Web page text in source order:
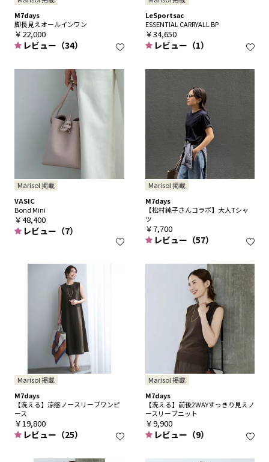
M7days
脚長見えオールインワン
￥22,000
レビュー（34）
LeSportsac
ESSENTIAL CARRYALL BP
￥34,650
レビュー（1）
Marisol 掲載
VASIC
Bond Mini
￥48,400
レビュー（7）
Marisol 掲載
M7days
【松村純子さんコラボ】大人Tシャ
ツ
￥7,700
レビュー（57）
Marisol 掲載
M7days
【洗える】涼感ノースリーブワンピ
ース
￥19,800
レビュー（25）
Marisol 掲載
M7days
【洗える】前後2WAYすっきり見えノ
ースリーブニット
￥9,900
レビュー（9）